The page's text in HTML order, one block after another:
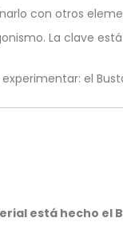
con otros
La clave
experimentar: el
está hecho el